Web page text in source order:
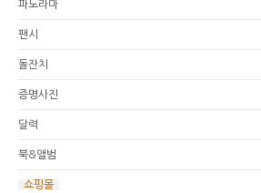
파노라마
팬시
돌잔치
증명사진
달력
북&앨범
쇼핑몰